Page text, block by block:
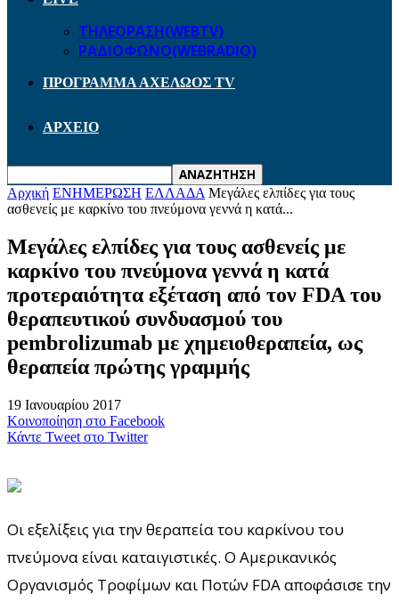
ΤΗΛΕΟΡΑΣΗ(WEBTV)
ΡΑΔΙΟΦΩΝΟ(WEBRADIO)
ΠΡΟΓΡΑΜΜΑ ΑΧΕΛΩΟΣ TV
ΑΡΧΕΙΟ
Αρχική ΕΝΗΜΕΡΩΣΗ ΕΛΛΑΔΑ Μεγάλες ελπίδες για τους
ασθενείς με καρκίνο του πνεύμονα γεννά η κατά...
Μεγάλες ελπίδες για τους ασθενείς με
καρκίνο του πνεύμονα γεννά η κατά
προτεραιότητα εξέταση από τον FDA του
θεραπευτικού συνδυασμού του
pembrolizumab με χημειοθεραπεία, ως
θεραπεία πρώτης γραμμής
19 Ιανουαρίου 2017
Κοινοποίηση στο Facebook
Κάντε Tweet στο Twitter
Οι εξελίξεις για την θεραπεία του καρκίνου του
πνεύμονα είναι καταιγιστικές. Ο Αμερικανικός
Οργανισμός Τροφίμων και Ποτών FDA αποφάσισε την